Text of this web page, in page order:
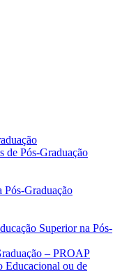
de Pós-Graduação
Pós-Graduação
Superior na Pós-
– PROAP
Educacional ou de